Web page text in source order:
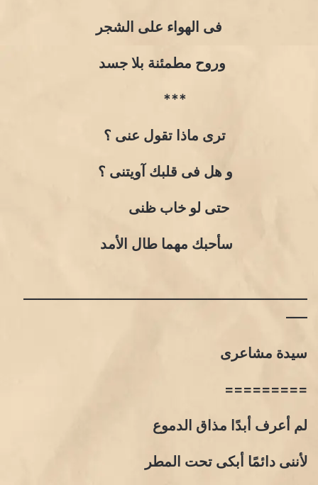
فى الهواء على الشجر
وروح مطمئنة بلا جسد
***
ترى ماذا تقول عنى ؟
و هل فى قلبك آويتنى ؟
حتى لو خاب ظنى
سأحبك مهما طال الأمد
————————————————————
—–
سيدة مشاعرى
=========
لم أعرف أبدًا مذاق الدموع
لأننى دائمًا أبكى تحت المطر